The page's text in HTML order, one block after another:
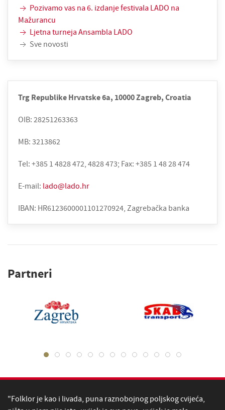
Pozivamo vas na 6. izdanje festivala LADO na
Mažurancu
Ljetna turneja Ansambla LADO
Sve novosti
Trg Republike Hrvatske 6a, 10000 Zagreb, Croatia
OIB: 28251263363
MB: 3213862
Tel: +385 1 4828 472, 4828 473; Fax: +385 1 48 28 474
E-mail: lado@lado.hr
IBAN: HR6123600001101270924, Zagrebačka banka
Partneri
"Folklor je kao i livada, puna raznobojnog poljskog cvijeća,